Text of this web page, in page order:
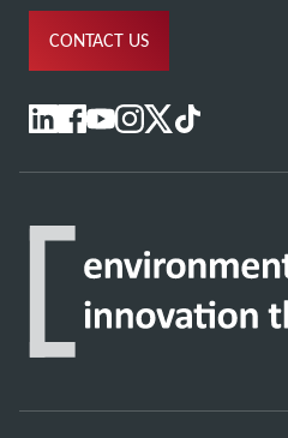
CONTACT US